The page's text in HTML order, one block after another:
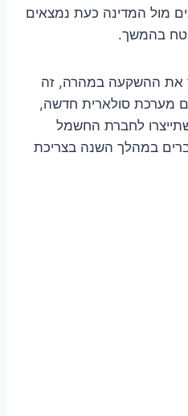
מול המדינה כעת נמצאים
בהמשך.
את ההשקעה במהרה, זה
מערכת סולארית חדשה,
לחברת החשמל
במהלך השנה בצריכת